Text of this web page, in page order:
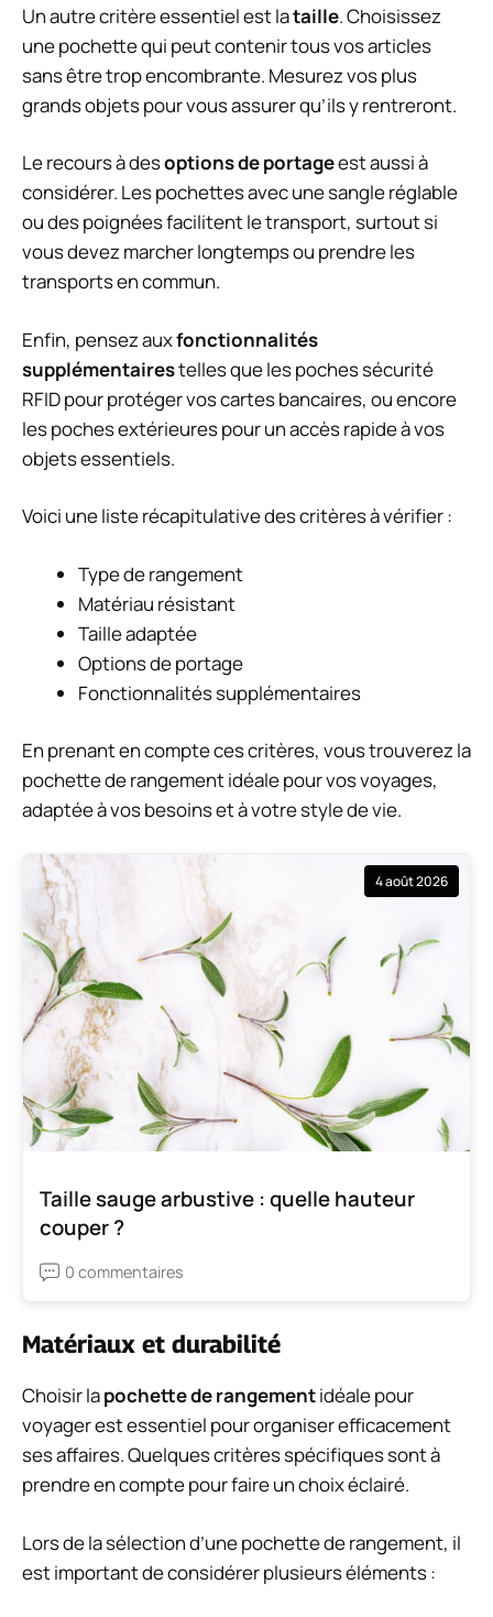
Un autre critère essentiel est lataille. Choisissez
une pochette qui peut contenir tous vos articles
sans être trop encombrante. Mesurez vos plus
grands objets pour vous assurer qu’ils y rentreront.
Le recours à desoptions de portageest aussi à
considérer. Les pochettes avec une sangle réglable
ou des poignées facilitent le transport, surtout si
vous devez marcher longtemps ou prendre les
transports en commun.
Enfin, pensez auxfonctionnalités
supplémentairestelles que les poches sécurité
RFID pour protéger vos cartes bancaires, ou encore
les poches extérieures pour un accès rapide à vos
objets essentiels.
Voici une liste récapitulative des critères à vérifier :
Type de rangement
Matériau résistant
Taille adaptée
Options de portage
Fonctionnalités supplémentaires
En prenant en compte ces critères, vous trouverez la
pochette de rangement idéale pour vos voyages,
adaptée à vos besoins et à votre style de vie.
4 août 2026
Taille sauge arbustive : quelle hauteur
couper ?
0 commentaires
Matériaux et durabilité
Choisir lapochette de rangementidéale pour
voyager est essentiel pour organiser efficacement
ses affaires. Quelques critères spécifiques sont à
prendre en compte pour faire un choix éclairé.
Lors de la sélection d’une pochette de rangement, il
est important de considérer plusieurs éléments :